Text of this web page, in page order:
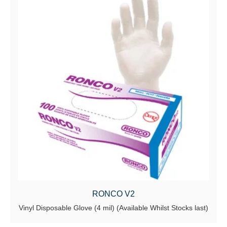
RONCO V2
Vinyl Disposable Glove (4 mil) (Available Whilst Stocks last)